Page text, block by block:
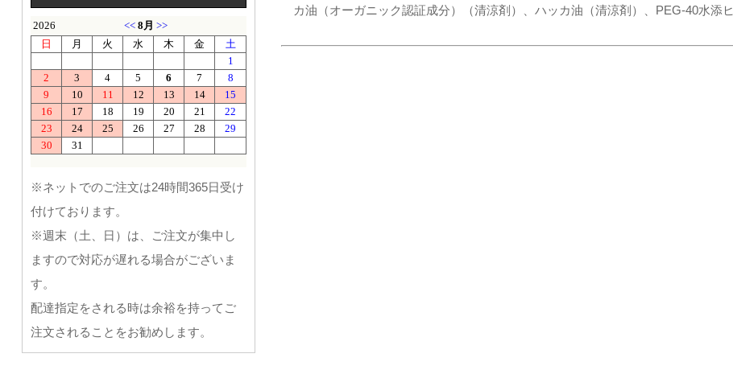
カ油（オーガニック認証成分）（清涼剤）、ハッカ油（清涼剤）、PEG-40水添
※ネットでのご注文は24時間365日受け
付けております。
※週末（土、日）は、ご注文が集中し
ますので対応が遅れる場合がございま
す。
配達指定をされる時は余裕を持ってご
注文されることをお勧めします。